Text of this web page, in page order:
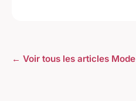
← Voir tous les articles Mode